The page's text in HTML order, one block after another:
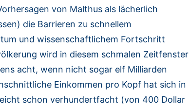
von Malthus als lächerlich
die Barrieren zu schnellem
und wissenschaftlichem Fortschritt
wird in diesem schmalen Zeitfenster
acht, wenn nicht sogar elf Milliarden
Einkommen pro Kopf hat sich in
schon verhundertfacht (von 400 Dollar